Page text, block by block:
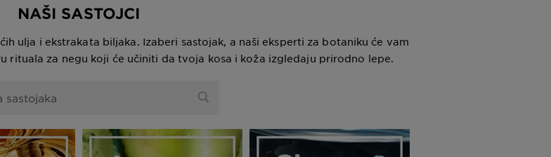
NAŠI SASTOJCI
ulja i ekstrakata biljaka. Izaberi sastojak, a naši eksperti za botaniku će vam
rituala za negu koji će učiniti da tvoja kosa i koža izgledaju prirodno lepe.